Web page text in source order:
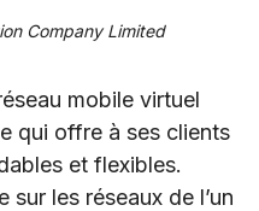
Company Limited
mobile virtuel
qui offre à ses clients
et flexibles.
sur les réseaux de l’un